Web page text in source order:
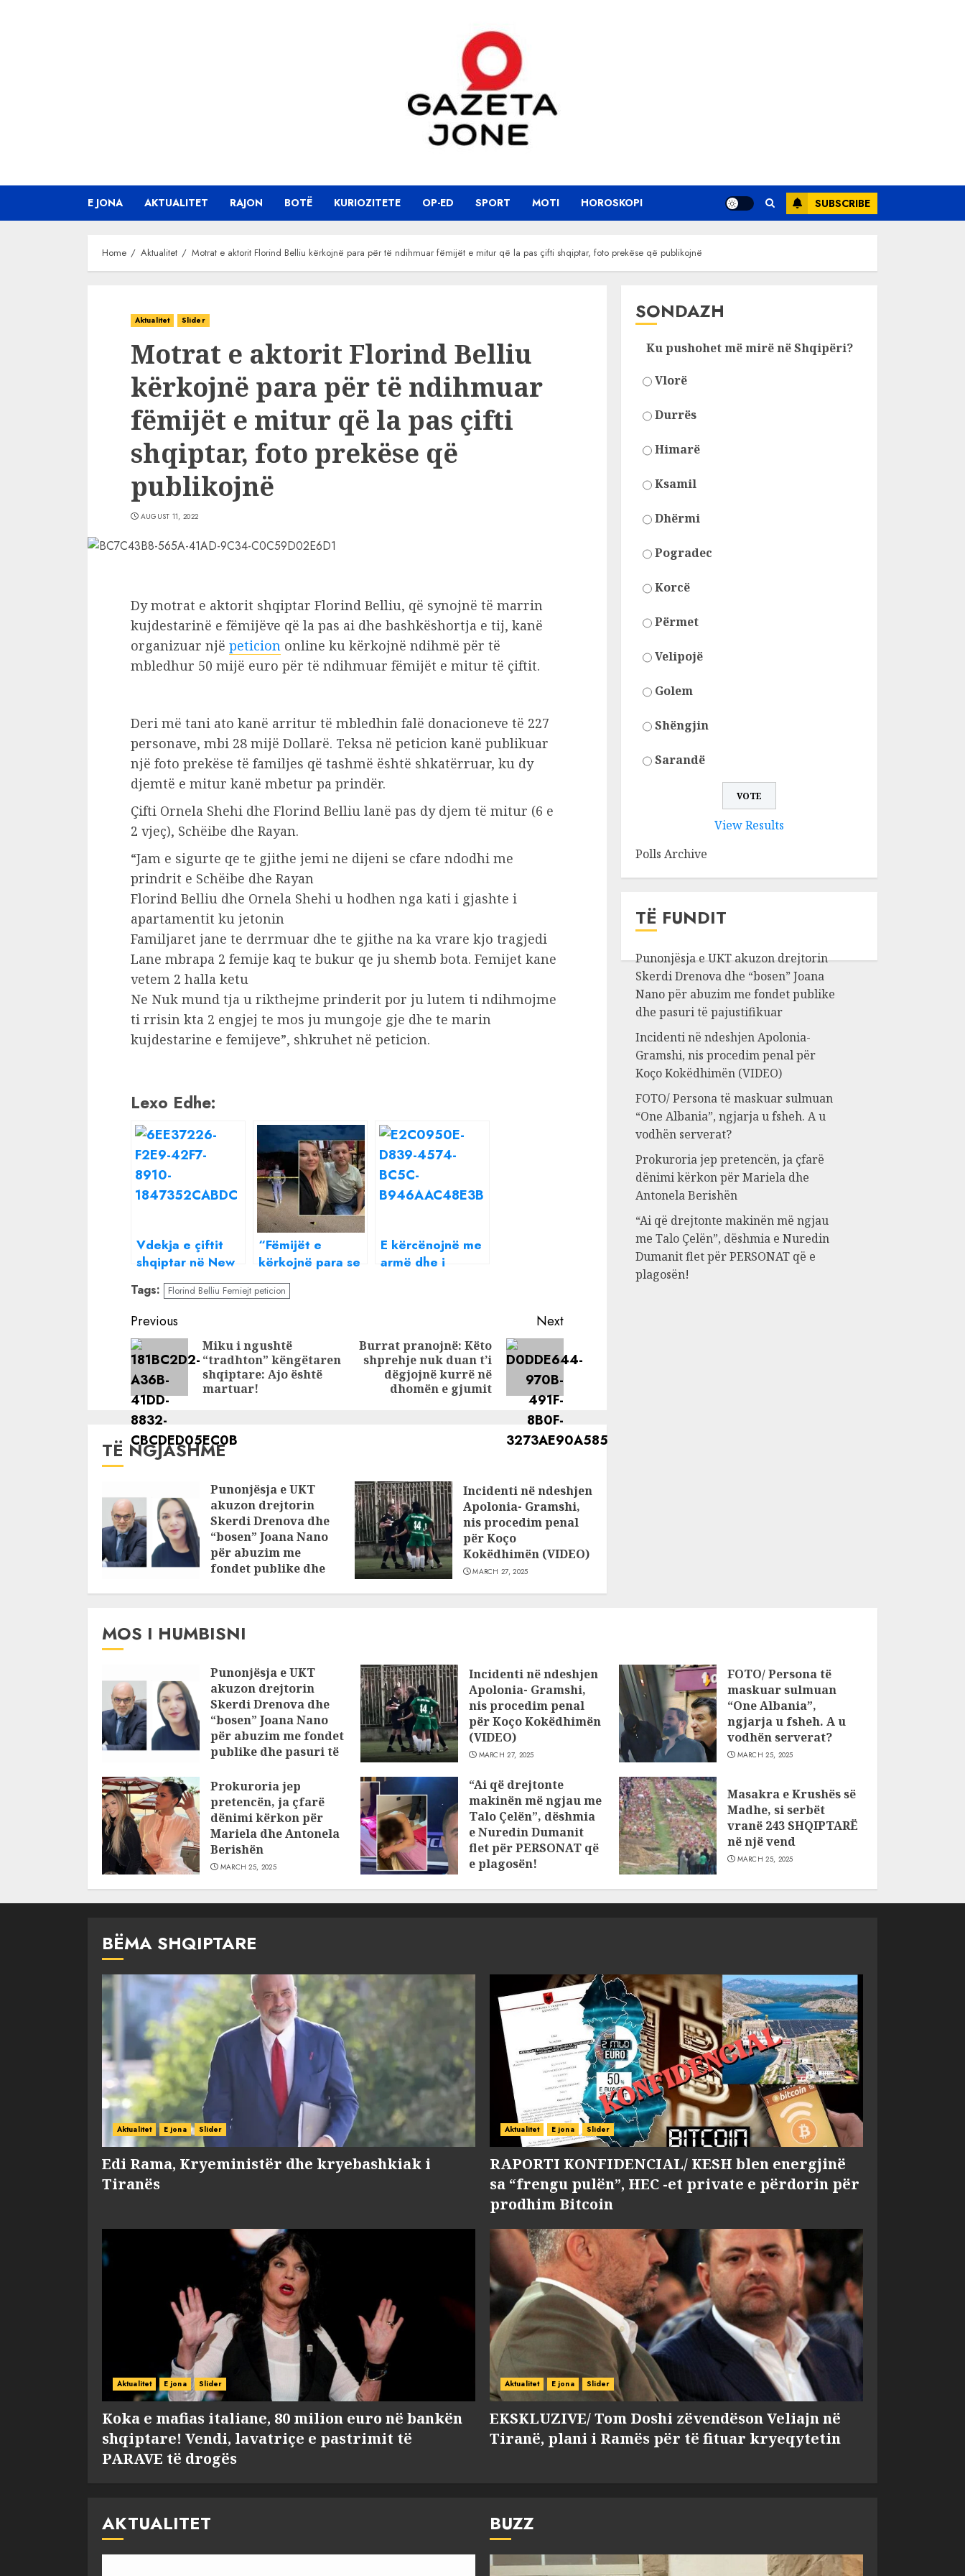
E JONA AKTUALITET RAJON BOTË KURIOZITETE OP-ED SPORT MOTI HOROSKOPI SUBSCRIBE
Home Aktualitet Motrat e aktorit Florind Belliu kërkojnë para për të ndihmuar fëmijët e mitur që la pas çifti shqiptar, foto prekëse që publikojnë
Aktualitet Slider
Motrat e aktorit Florind Belliu
kërkojnë para për të ndihmuar
fëmijët e mitur që la pas çifti
shqiptar, foto prekëse që
publikojnë
AUGUST 11, 2022
Dy motrat e aktorit shqiptar Florind Belliu, që synojnë të marrin
kujdestarinë e fëmijëve që la pas ai dhe bashkëshortja e tij, kanë
organizuar një peticion online ku kërkojnë ndihmë për të
mbledhur 50 mijë euro për të ndihmuar fëmijët e mitur të çiftit.
Deri më tani ato kanë arritur të mbledhin falë donacioneve të 227
personave, mbi 28 mijë Dollarë. Teksa në peticion kanë publikuar
një foto prekëse të familjes që tashmë është shkatërruar, ku dy
djemtë e mitur kanë mbetur pa prindër.
Çifti Ornela Shehi dhe Florind Belliu lanë pas dy djem të mitur (6 e
2 vjeç), Schëibe dhe Rayan.
“Jam e sigurte qe te gjithe jemi ne dijeni se cfare ndodhi me
prindrit e Schëibe dhe Rayan
Florind Belliu dhe Ornela Shehi u hodhen nga kati i gjashte i
apartamentit ku jetonin
Familjaret jane te derrmuar dhe te gjithe na ka vrare kjo tragjedi
Lane mbrapa 2 femije kaq te bukur qe ju shemb bota. Femijet kane
vetem 2 halla ketu
Ne Nuk mund tja u rikthejme prinderit por ju lutem ti ndihmojme
ti rrisin kta 2 engjej te mos ju mungoje gje dhe te marin
kujdestarine e femijeve”, shkruhet në peticion.
Lexo Edhe:
Vdekja e çiftit
shqiptar në New
York/ 2 motrat e
Florindit kërkojnë
ndihmë: Na
duhen 50 mijë
euro që të
marrim
kujdestarinë e
fëmijëve
“Fëmijët e
kërkojnë para se
të flenë gjumë”,
vëllai i Liridonës:
motrën
E kërcënojnë me
armë dhe i
Tags: Florind Belliu Femiejt peticion
Continue
Reading
Previous
Previous
Miku i ngushtë
“tradhton” këngëtaren
shqiptare: Ajo është
martuar!
Next
Next
Burrat pranojnë: Këto
shprehje nuk duan t’i
dëgjojnë kurrë në
dhomën e gjumit
TË NGJASHME
Punonjësja e UKT
akuzon drejtorin
Skerdi Drenova dhe
“bosen” Joana Nano
për abuzim me
fondet publike dhe
Incidenti në ndeshjen
Apolonia- Gramshi,
nis procedim penal
për Koço
Kokëdhimën (VIDEO)
MARCH 27, 2025
SONDAZH
Ku pushohet më mirë në Shqipëri?
Vlorë
Durrës
Himarë
Ksamil
Dhërmi
Pogradec
Korcë
Përmet
Velipojë
Golem
Shëngjin
Sarandë
View Results
Polls Archive
TË FUNDIT
Punonjësja e UKT akuzon drejtorin
Skerdi Drenova dhe “bosen” Joana
Nano për abuzim me fondet publike
dhe pasuri të pajustifikuar
Incidenti në ndeshjen Apolonia-
Gramshi, nis procedim penal për
Koço Kokëdhimën (VIDEO)
FOTO/ Persona të maskuar sulmuan
“One Albania”, ngjarja u fsheh. A u
vodhën serverat?
Prokuroria jep pretencën, ja çfarë
dënimi kërkon për Mariela dhe
Antonela Berishën
“Ai që drejtonte makinën më ngjau
me Talo Çelën”, dëshmia e Nuredin
Dumanit flet për PERSONAT që e
plagosën!
MOS I HUMBISNI
Punonjësja e UKT
akuzon drejtorin
Skerdi Drenova dhe
“bosen” Joana Nano
për abuzim me fondet
publike dhe pasuri të
JULY 24, 2025
Incidenti në ndeshjen
Apolonia- Gramshi,
nis procedim penal
për Koço Kokëdhimën
(VIDEO)
MARCH 27, 2025
FOTO/ Persona të
maskuar sulmuan
“One Albania”,
ngjarja u fsheh. A u
vodhën serverat?
MARCH 25, 2025
Prokuroria jep
pretencën, ja çfarë
dënimi kërkon për
Mariela dhe Antonela
Berishën
MARCH 25, 2025
“Ai që drejtonte
makinën më ngjau me
Talo Çelën”, dëshmia
e Nuredin Dumanit
flet për PERSONAT që
e plagosën!
Masakra e Krushës së
Madhe, si serbët
vranë 243 SHQIPTARË
në një vend
MARCH 25, 2025
BËMA SHQIPTARE
Aktualitet E jona Slider
Edi Rama, Kryeministër dhe kryebashkiak i
Tiranës
Aktualitet E jona Slider
RAPORTI KONFIDENCIAL/ KESH blen energjinë
sa “frengu pulën”, HEC -et private e përdorin për
prodhim Bitcoin
Aktualitet E jona Slider
Koka e mafias italiane, 80 milion euro në bankën
shqiptare! Vendi, lavatriçe e pastrimit të
PARAVE të drogës
Aktualitet E jona Slider
EKSKLUZIVE/ Tom Doshi zëvendëson Veliajn në
Tiranë, plani i Ramës për të fituar kryeqytetin
AKTUALITET BUZZ